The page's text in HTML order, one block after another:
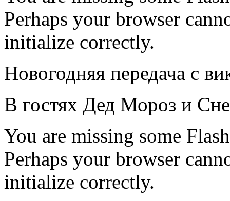
Perhaps your browser
initialize correctly.
Новогодняя передача с
В гостях Дед Мороз и
You are missing some
Perhaps your browser
initialize correctly.